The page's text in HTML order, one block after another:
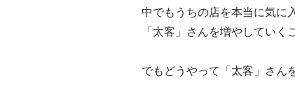
中でもうちの店を本当に気に
「太客」さんを増やしていく
でもどうやって「太客」さん